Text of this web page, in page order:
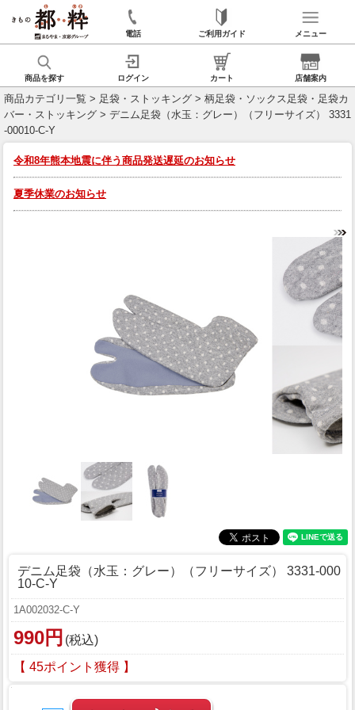
電話 ご利用ガイド メニュー
商品を探す ログイン カート 店舗案内
商品カテゴリ一覧 > 足袋・ストッキング > 柄足袋・ソックス足袋・足袋カ
バー・ストッキング > デニム足袋（水玉：グレー）（フリーサイズ） 3331
-00010-C-Y
令和8年熊本地震に伴う商品発送遅延のお知らせ
夏季休業のお知らせ
デニム足袋（水玉：グレー）（フリーサイズ） 3331-000
10-C-Y
1A002032-C-Y
990円 (税込)
【 45ポイント獲得 】